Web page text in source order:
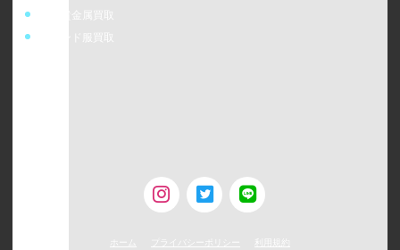
金・貴金属買取
ブランド服買取